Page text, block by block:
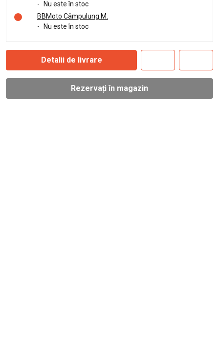
-
Nu este în stoc
BBMoto Câmpulung M.
-
Nu este în stoc
Detalii de livrare
Rezervați în magazin